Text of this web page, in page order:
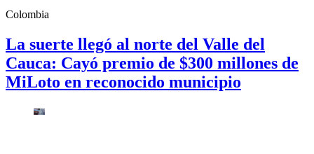
Colombia
La suerte llegó al norte del Valle del
Cauca: Cayó premio de $300 millones de
MiLoto en reconocido municipio